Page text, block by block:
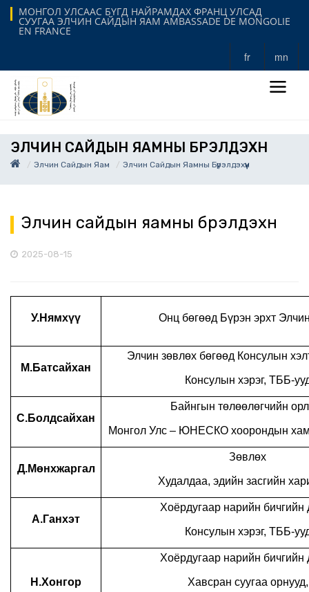
МОНГОЛ УЛСААС БҮГД НАЙРАМДАХ ФРАНЦ УЛСАД
СУУГАА ЭЛЧИН САЙДЫН ЯАМ AMBASSADE DE MONGOLIE
EN FRANCE
fr mn
ЭЛЧИН САЙДЫН ЯАМНЫ БҮРЭЛДЭХҮҮН
Элчин Сайдын Яам Элчин Сайдын Яамны Бүрэлдэхүүн
Элчин сайдын яамны бүрэлдэхүүн
2025-08-15
У.Нямхүү Онц бөгөөд Бүрэн эрхт
М.Батсайхан
Элчин зөвлөх бөгөөд Консулын
Консулын хэрэг, ТББ-
С.Болдсайхан
Байнгын төлөөлөгчийн
Монгол Улс – ЮНЕСКО хоорондын
Д.Мөнхжаргал
Зөвлөх
Худалдаа, эдийн засгийн
А.Ганхэт
Хоёрдугаар нарийн бичгийн
Консулын хэрэг, ТББ-
Н.Хонгор
Хоёрдугаар нарийн бичгийн
Хавсран суугаа орнууд,